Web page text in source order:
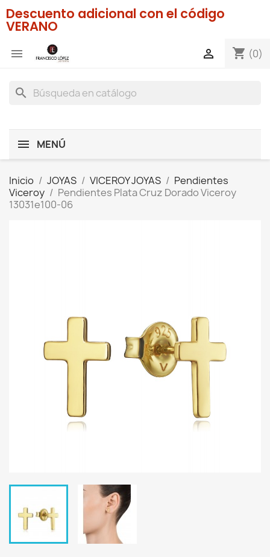
Descuento adicional con el código
VERANO
 shopping_cart (0)

search
MENÚ
Inicio JOYAS VICEROY JOYAS
Pendientes
Viceroy
Pendientes Plata Cruz Dorado Viceroy
13031e100-06